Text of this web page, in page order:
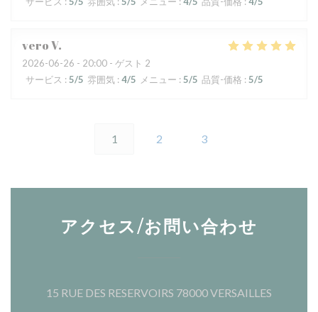
veroV
2026-06-26 - 20:00 - ゲスト 2
サービス : 5/5 雰囲気 : 4/5 メニュー : 5/5 品質-価格 : 5/5
1 2 3
アクセス/お問い合わせ
15 RUE DES RESERVOIRS 78000 VERSAILLES